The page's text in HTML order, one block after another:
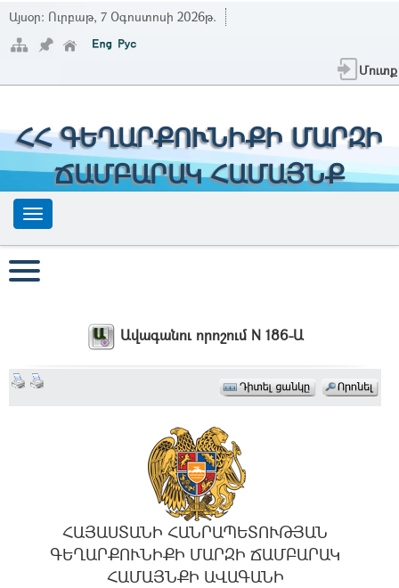
Այսօր: Ուրբաթ, 7 Օգոստոսի 2026թ.
Մուտք
ՀՀ ԳԵՂԱՐՔՈՒՆԻՔԻ ՄԱՐԶԻ
ՃԱՄԲԱՐԱԿ ՀԱՄԱՅՆՔ
Ավագանու որոշում N 186-Ա
ՀԱՅԱՍՏԱՆԻ ՀԱՆՐԱՊԵՏՈՒԹՅԱՆ
ԳԵՂԱՐՔՈՒՆԻՔԻ ՄԱՐԶԻ ՃԱՄԲԱՐԱԿ
ՀԱՄԱՅՆՔԻ ԱՎԱԳԱՆԻ